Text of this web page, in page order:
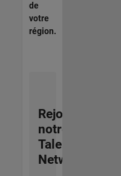
de
votre
région.
Rejoignez
notre
Talent
Network